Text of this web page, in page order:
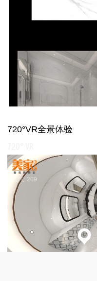
720°VR全景体验